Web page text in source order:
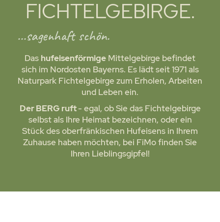
FICHTELGEBIRGE.
...sagenhaft schön.
Das hufeisenförmige Mittelgebirge befindet
sich im Nordosten Bayerns. Es lädt seit 1971 als
Naturpark Fichtelgebirge zum Erholen, Arbeiten
und Leben ein.
Der BERG ruft- egal, ob Sie das Fichtelgebirge
selbst als Ihre Heimat bezeichnen, oder ein
Stück des oberfränkischen Hufeisens in Ihrem
Zuhause haben möchten, bei FiMo finden Sie
Ihren Lieblingsgipfel!